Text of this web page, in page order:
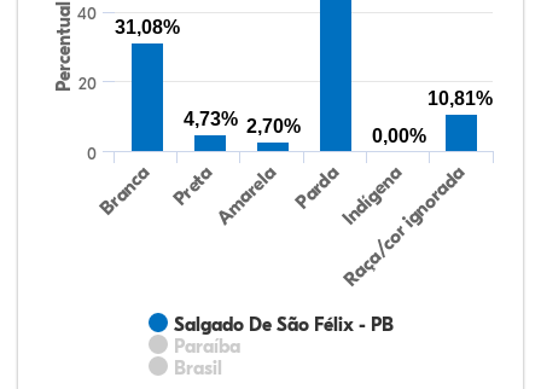
Percentual
Salgado De São Félix - PB
Paraíba
Brasil
Branca PretaAmarela PardaIndígena
Raça/cor ignorada
0
20
40
31,08%
4,73% 2,70% 0,00%
10,81%
26,64%
1,64%
0,00%
64,47%
0,82%
6,41%
38,40%
3,47%
0,13%
50,15%
2,37%
5,48%